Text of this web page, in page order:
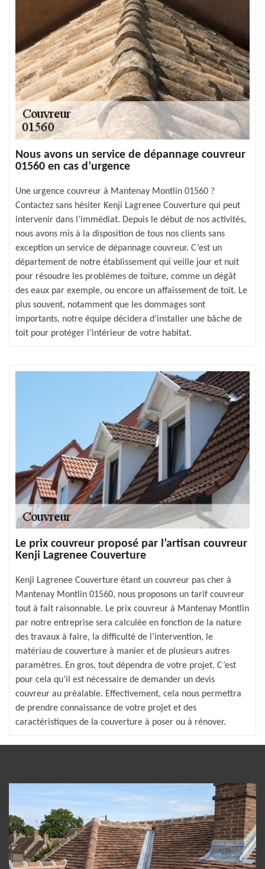
Nous avons un service de dépannage couvreur
01560 en cas d’urgence
Une urgence couvreur à Mantenay Montlin 01560 ?
Contactez sans hésiter Kenji Lagrenee Couverture qui peut
intervenir dans l’immédiat. Depuis le début de nos activités,
nous avons mis à la disposition de tous nos clients sans
exception un service de dépannage couvreur. C’est un
département de notre établissement qui veille jour et nuit
pour résoudre les problèmes de toiture, comme un dégât
des eaux par exemple, ou encore un affaissement de toit. Le
plus souvent, notamment que les dommages sont
importants, notre équipe décidera d’installer une bâche de
toit pour protéger l’intérieur de votre habitat.
Le prix couvreur proposé par l’artisan couvreur
Kenji Lagrenee Couverture
Kenji Lagrenee Couverture étant un couvreur pas cher à
Mantenay Montlin 01560, nous proposons un tarif couvreur
tout à fait raisonnable. Le prix couvreur à Mantenay Montlin
par notre entreprise sera calculée en fonction de la nature
des travaux à faire, la difficulté de l’intervention, le
matériau de couverture à manier et de plusieurs autres
paramètres. En gros, tout dépendra de votre projet. C’est
pour cela qu’il est nécessaire de demander un devis
couvreur au préalable. Effectivement, cela nous permettra
de prendre connaissance de votre projet et des
caractéristiques de la couverture à poser ou à rénover.